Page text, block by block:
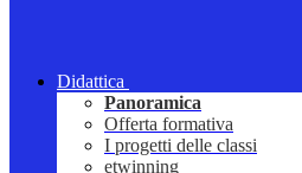
Didattica
Panoramica
Offerta formativa
I progetti delle classi
etwinning